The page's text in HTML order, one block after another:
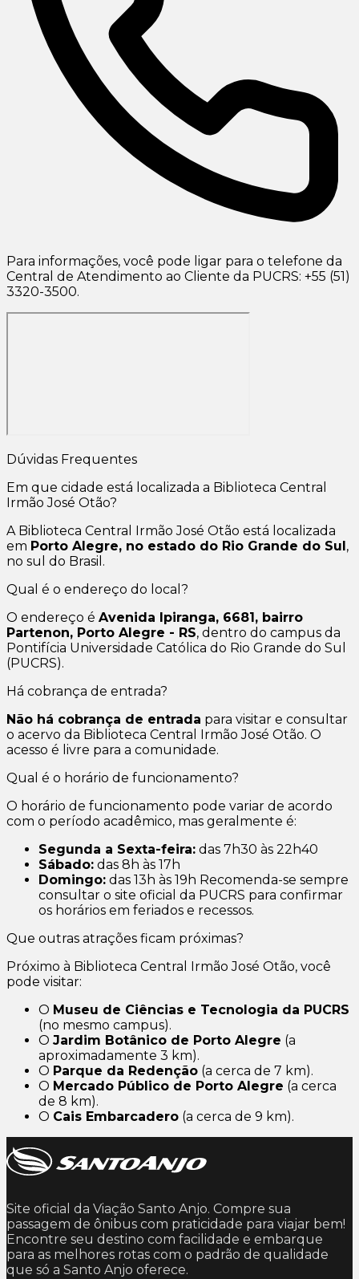
Para informações, você pode ligar para o telefone da
Central de Atendimento ao Cliente da PUCRS: +55 (51)
3320-3500.
Dúvidas Frequentes
Em que cidade está localizada a Biblioteca Central
Irmão José Otão?
A Biblioteca Central Irmão José Otão está localizada
em Porto Alegre, no estado do Rio Grande do Sul ,
no sul do Brasil.
Qual é o endereço do local?
O endereço é Avenida Ipiranga, 6681, bairro
Partenon, Porto Alegre - RS, dentro do campus da
Pontifícia Universidade Católica do Rio Grande do Sul
(PUCRS).
Há cobrança de entrada?
Não há cobrança de entrada para visitar e consultar
o acervo da Biblioteca Central Irmão José Otão. O
acesso é livre para a comunidade.
Qual é o horário de funcionamento?
O horário de funcionamento pode variar de acordo
com o período acadêmico, mas geralmente é:
Segunda a Sexta-feira: das 7h30 às 22h40
Sábado: das 8h às 17h
Domingo: das 13h às 19h Recomenda-se sempre
consultar o site oficial da PUCRS para confirmar
os horários em feriados e recessos.
Que outras atrações ficam próximas?
Próximo à Biblioteca Central Irmão José Otão, você
pode visitar:
O Museu de Ciências e Tecnologia da PUCRS
(no mesmo campus).
O Jardim Botânico de Porto Alegre (a
aproximadamente 3 km).
O Parque da Redenção (a cerca de 7 km).
O Mercado Público de Porto Alegre (a cerca
de 8 km).
O Cais Embarcadero (a cerca de 9 km).
Site oficial da Viação Santo Anjo. Compre sua
passagem de ônibus com praticidade para viajar bem!
Encontre seu destino com facilidade e embarque
para as melhores rotas com o padrão de qualidade
que só a Santo Anjo oferece.